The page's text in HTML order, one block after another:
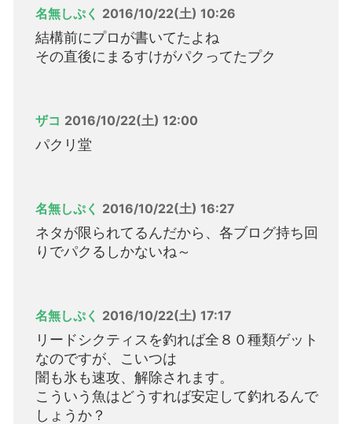
名無しぷく 2016/10/22(土) 10:26
結構前にプロが書いてたよね
その直後にまるすけがパクってたプク
ザコ 2016/10/22(土) 12:00
パクリ堂
名無しぷく 2016/10/22(土) 16:27
ネタが限られてるんだから、各ブログ持ち回
りでパクるしかないね～
名無しぷく 2016/10/22(土) 17:17
リードシクティスを釣れば全８０種類ゲット
なのですが、こいつは
闇も氷も速攻、解除されます。
こういう魚はどうすれば安定して釣れるんで
しょうか？